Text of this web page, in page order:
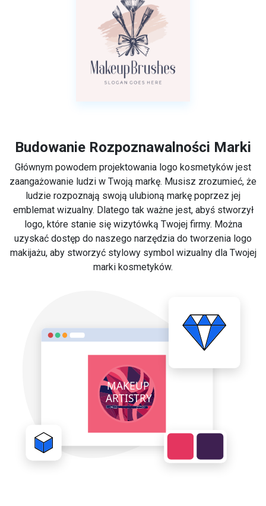
Budowanie Rozpoznawalności Marki
Głównym powodem projektowania logo kosmetyków jest
zaangażowanie ludzi w Twoją markę. Musisz zrozumieć, że
ludzie rozpoznają swoją ulubioną markę poprzez jej
emblemat wizualny. Dlatego tak ważne jest, abyś stworzył
logo, które stanie się wizytówką Twojej firmy. Można
uzyskać dostęp do naszego narzędzia do tworzenia logo
makijażu, aby stworzyć stylowy symbol wizualny dla Twojej
marki kosmetyków.